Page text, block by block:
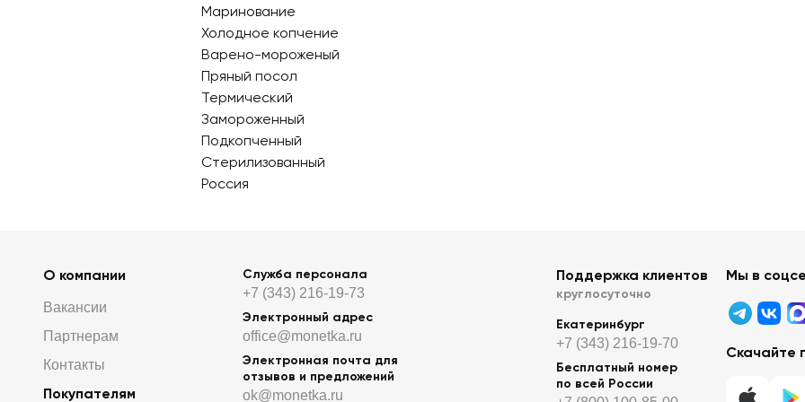
Маринование
Холодное копчение
Варено-мороженый
Пряный посол
Термический
Замороженный
Подкопченный
Стерилизованный
Россия
О компании
Вакансии
Партнерам
Контакты
Покупателям
Служба персонала
+7 (343) 216-19-73
Электронный адрес
office@monetka.ru
Электронная почта для
отзывов и предложений
ok@monetka.ru
Поддержка клиентов
круглосуточно
Екатеринбург
+7 (343) 216-19-70
Бесплатный номер
по всей России
Мы в
Скачайте